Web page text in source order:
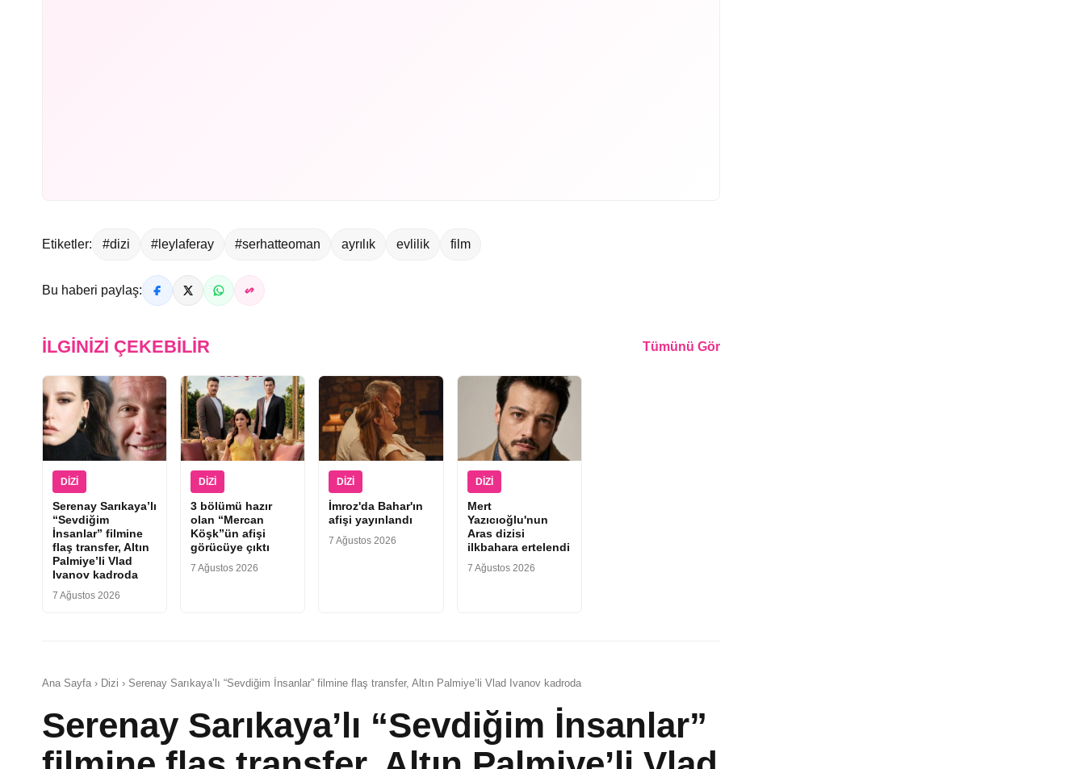
Etiketler: #dizi #leylaferay #serhatteoman ayrılık evlilik film
Bu haberi paylaş:
İLGINIZI ÇEKEBILIR Tümünü Gör
DIZI
Serenay Sarıkaya’lı
“Sevdiğim
İnsanlar” filmine
flaş transfer, Altın
Palmiye’li Vlad
Ivanov kadroda
7 Ağustos 2026
DIZI
3 bölümü hazır
olan “Mercan
Köşk”ün afişi
görücüye çıktı
7 Ağustos 2026
DIZI
İmroz'da Bahar'ın
afişi yayınlandı
7 Ağustos 2026
DIZI
Mert
Yazıcıoğlu'nun
Aras dizisi
ilkbahara ertelendi
7 Ağustos 2026
Ana Sayfa › Dizi › Serenay Sarıkaya’lı “Sevdiğim İnsanlar” filmine flaş transfer, Altın Palmiye’li Vlad Ivanov kadroda
Serenay Sarıkaya’lı “Sevdiğim İnsanlar”